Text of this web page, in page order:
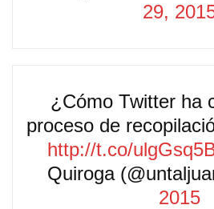
29,
¿Cómo Twitter ha
proceso de
http://t.co/
Quiroga
2015